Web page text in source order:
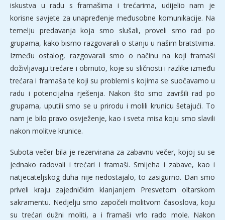
iskustva u radu s framašima i trećarima, udijelio nam je
korisne savjete za unapređenje međusobne komunikacije. Na
temelju predavanja koja smo slušali, proveli smo rad po
grupama, kako bismo razgovarali o stanju u našim bratstvima.
Između ostalog, razgovarali smo o načinu na koji framaši
doživljavaju trećare i obrnuto, koje su sličnosti i razlike između
trećara i framaša te koji su problemi s kojima se suočavamo u
radu i potencijalna rješenja. Nakon što smo završili rad po
grupama, uputili smo se u prirodu i molili krunicu šetajući. To
nam je bilo pravo osvježenje, kao i sveta misa koju smo slavili
nakon molitve krunice.
Subota večer bila je rezervirana za zabavnu večer, kojoj su se
jednako radovali i trećari i framaši. Smijeha i zabave, kao i
natjecateljskog duha nije nedostajalo, to zasigurno. Dan smo
priveli kraju zajedničkim klanjanjem Presvetom oltarskom
sakramentu. Nedjelju smo započeli molitvom časoslova, koju
su trećari dužni moliti, a i framaši vrlo rado mole. Nakon